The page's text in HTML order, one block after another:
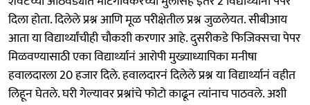
दिला होता. दिलेले प्रश्न आणि मूळ परीक्षेतील प्रश्न जुळलेयत. सीबीआय
आता या विद्यार्थ्यांचीही चौकशी करणार आहे. दुसरीकडे फिजिक्सचा पेपर
मिळवण्यासाठी एका विद्यार्थ्यानं आरोपी मुख्याध्यापिका मनीषा
हवालदारला 20 हजार दिले. हवालदारनं दिलेले प्रश्न या विद्यार्थ्यानं वहीत
लिहून घेतले. घरी गेल्यावर प्रश्नांचे फोटो काढून त्यांनाच पाठवले. अशी